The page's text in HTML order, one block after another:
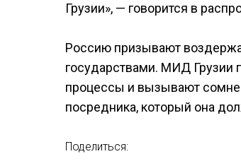
Грузии», — говорится в
Россию призывают
государствами. МИД Грузии
процессы и вызывают
посредника, который она
Поделиться: